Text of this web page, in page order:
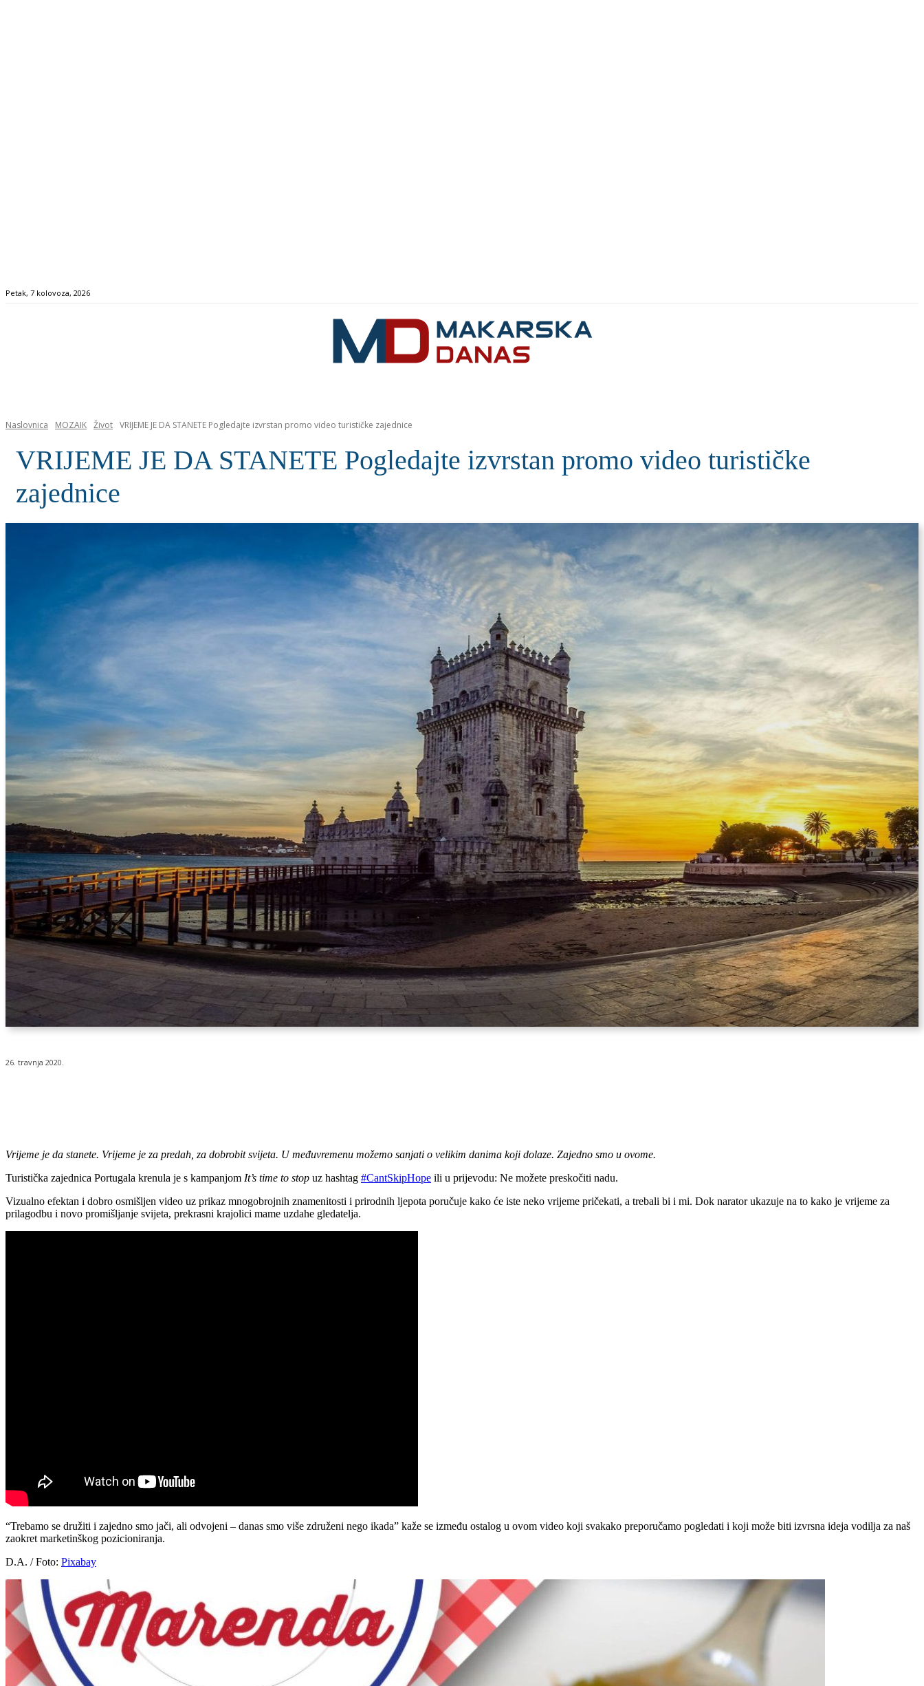
Petak, 7 kolovoza, 2026
Naslovnica MOZAIK Život VRIJEME JE DA STANETE Pogledajte izvrstan promo video turističke zajednice
VRIJEME JE DA STANETE Pogledajte izvrstan promo video turističke
zajednice
26. travnja 2020.
Vrijeme je da stanete. Vrijeme je za predah, za dobrobit svijeta. U međuvremenu možemo sanjati o velikim danima koji dolaze. Zajedno smo u ovome.
Turistička zajednica Portugala krenula je s kampanjom It’s time to stop uz hashtag #CantSkipHope ili u prijevodu: Ne možete preskočiti nadu.
Vizualno efektan i dobro osmišljen video uz prikaz mnogobrojnih znamenitosti i prirodnih ljepota poručuje kako će iste neko vrijeme pričekati, a trebali bi i mi. Dok narator ukazuje na to kako je vrijeme za
prilagodbu i novo promišljanje svijeta, prekrasni krajolici mame uzdahe gledatelja.
“Trebamo se družiti i zajedno smo jači, ali odvojeni – danas smo više združeni nego ikada” kaže se između ostalog u ovom video koji svakako preporučamo pogledati i koji može biti izvrsna ideja vodilja za naš
zaokret marketinškog pozicioniranja.
D.A. / Foto: Pixabay